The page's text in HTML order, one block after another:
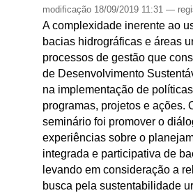
modificação18/09/2019 11:31 —
A complexidade inerente ao
bacias hidrográficas e áreas
processos de gestão que
de Desenvolvimento
na implementação de
programas, projetos e ações.
seminário foi promover o
experiências sobre o
integrada e participativa de
levando em consideração a
busca pela sustentabilidade